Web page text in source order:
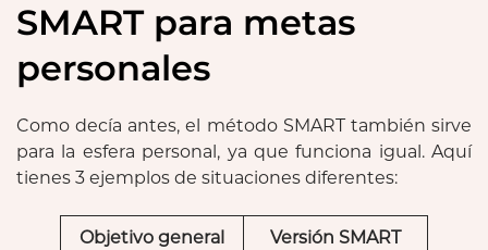
SMART para metas
personales
Como decía antes, el método SMART también sirve
para la esfera personal, ya que funciona igual. Aquí
tienes 3 ejemplos de situaciones diferentes:
Objetivo general Versión SMART